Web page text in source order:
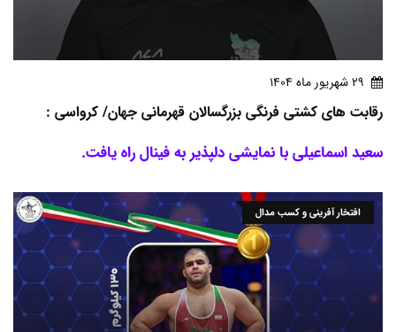
29 شهريور ماه 1404
رقابت های کشتی فرنگی بزرگسالان قهرمانی جهان/ کرواسی :
سعید اسماعیلی با نمایشی دلپذیر به فینال راه یافت.
افتخار آفرینی و کسب مدال